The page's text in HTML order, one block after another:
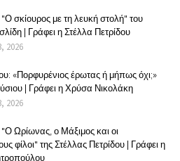
"Ο σκίουρος με τη λευκή στολή" του
| Γράφει η Στέλλα Πετρίδου
2026
«Πορφυρένιος έρωτας ή μήπως όχι;»
| Γράφει η Χρύσα Νικολάκη
2026
"Ο Ωρίωνας, ο Μάξιμος και οι
φίλοι" της Στέλλας Πετρίδου | Γράφει η